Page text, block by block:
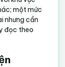
một mức
nhưng cần
đọc theo